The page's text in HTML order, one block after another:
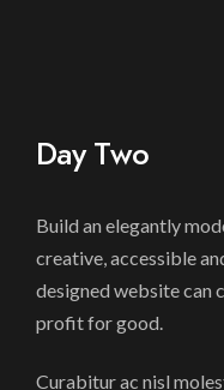
Day Two
Build an elegantly
creative, accessible
designed website can
profit for good.
Curabitur ac nisl